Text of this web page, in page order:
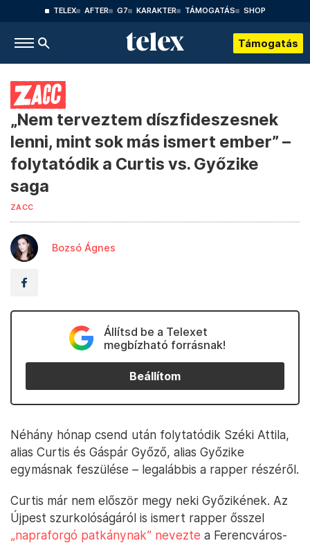
TELEX AFTER G7 KARAKTER TÁMOGATÁS SHOP
Támogatás
„Nem terveztem díszfideszesnek
lenni, mint sok más ismert ember” –
folytatódik a Curtis vs. Győzike
saga
ZACC
Bozsó Ágnes
Állítsd be a Telexet
megbízható forrásnak!
Beállítom
Néhány hónap csend után folytatódik Széki Attila,
alias Curtis és Gáspár Győző, alias Győzike
egymásnak feszülése – legalábbis a rapper részéről.
Curtis már nem először megy neki Győzikének. Az
Újpest szurkolóságáról is ismert rapper ősszel
„napraforgó patkánynak” nevezte a Ferencváros-